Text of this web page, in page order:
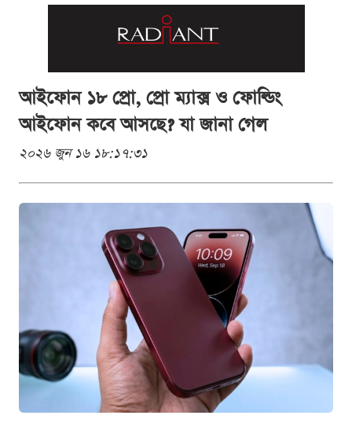
আইফোন ১৮ প্রো, প্রো ম্যাক্স ও ফোল্ডিং
আইফোন কবে আসছে? যা জানা গেল
২০২৬ জুন ১৬ ১৮:১৭:৩১